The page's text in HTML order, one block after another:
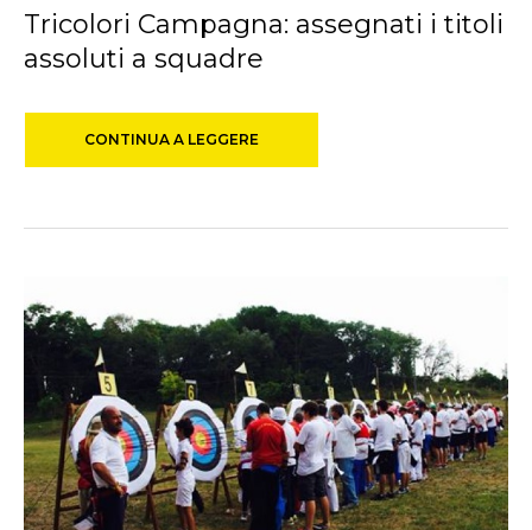
Tricolori Campagna: assegnati i titoli
assoluti a squadre
CONTINUA A LEGGERE